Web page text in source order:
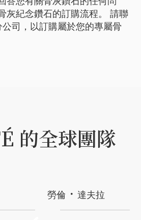
灰紀念鑽石的訂購流程。 請聯
司，以訂購屬於您的專屬骨
的全球團隊
勞倫 ・達夫拉